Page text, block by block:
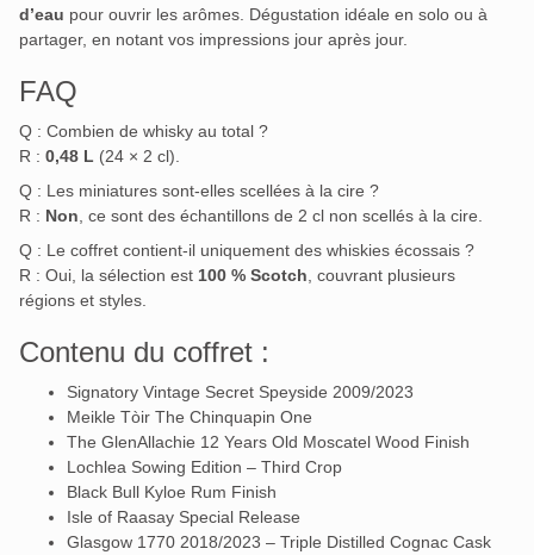
d’eau pour ouvrir les arômes. Dégustation idéale en solo ou à
partager, en notant vos impressions jour après jour.
FAQ
Q : Combien de whisky au total ?
R : 0,48 L (24 × 2 cl).
Q : Les miniatures sont-elles scellées à la cire ?
R : Non , ce sont des échantillons de 2 cl non scellés à la cire.
Q : Le coffret contient-il uniquement des whiskies écossais ?
R : Oui, la sélection est 100 % Scotch , couvrant plusieurs
régions et styles.
Contenu du coffret :
Signatory Vintage Secret Speyside 2009/2023
Meikle Tòir The Chinquapin One
The GlenAllachie 12 Years Old Moscatel Wood Finish
Lochlea Sowing Edition – Third Crop
Black Bull Kyloe Rum Finish
Isle of Raasay Special Release
Glasgow 1770 2018/2023 – Triple Distilled Cognac Cask